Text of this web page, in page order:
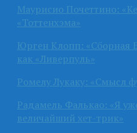
Маурисио Почеттино:
«Тоттенхэма»
Юрген Клопп: «Сборная
как «Ливерпуль»
Ромелу Лукаку: «Смысл
Радамель Фалькао: «Я
величайший хет-трик»